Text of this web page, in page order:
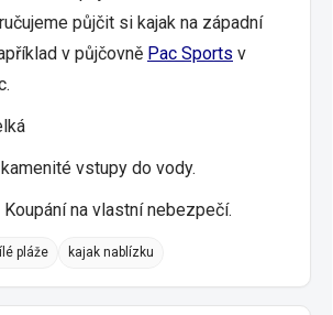
půjčit si kajak na západní
v půjčovně Pac Sports v
vstupy do vody.
Koupání na vlastní nebezpečí.
pláže kajak nablízku